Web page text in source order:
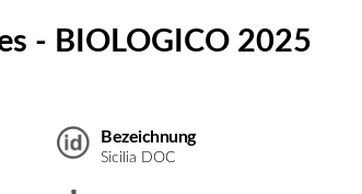
- BIOLOGICO 2025
Bezeichnung
Sicilia DOC